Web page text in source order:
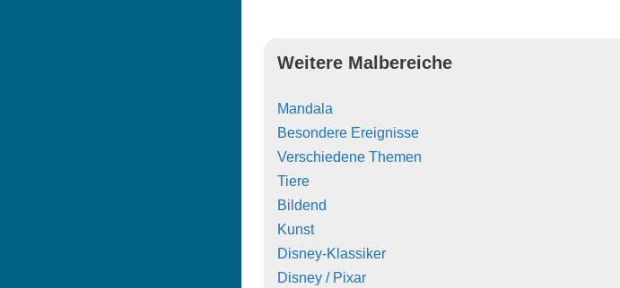
Weitere Malbereiche
Mandala
Besondere Ereignisse
Verschiedene Themen
Tiere
Bildend
Kunst
Disney-Klassiker
Disney / Pixar